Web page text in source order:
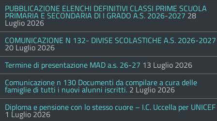
PUBBLICAZIONE ELENCHI DEFINITIVI CLASSI PRIME SCUOLA
PRIMARIA E SECONDARIA DI I GRADO A.S. 2026-2027 28
Luglio 2026
COMUNICAZIONE N 132- DIVISE SCOLASTICHE A.S. 2026-2027
20 Luglio 2026
Termine di presentazione MAD a.s. 26-27 13 Luglio 2026
Comunicazione n 130 Documenti da compilare a cura delle
famiglie di tutti i nuovi alunni iscritti. 2 Luglio 2026
Diploma e pensione con lo stesso cuore – I.C. Uccella per UNICEF
1 Luglio 2026